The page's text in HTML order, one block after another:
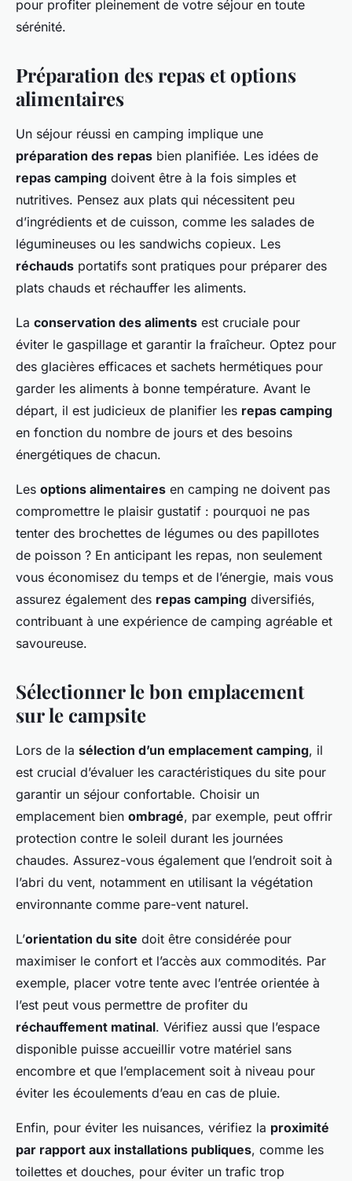
pour profiter pleinement de votre séjour en toute
sérénité.
Préparation des repas et options
alimentaires
Un séjour réussi en camping implique une
préparation des repas bien planifiée. Les idées de
repas camping doivent être à la fois simples et
nutritives. Pensez aux plats qui nécessitent peu
d’ingrédients et de cuisson, comme les salades de
légumineuses ou les sandwichs copieux. Les
réchauds portatifs sont pratiques pour préparer des
plats chauds et réchauffer les aliments.
La conservation des aliments est cruciale pour
éviter le gaspillage et garantir la fraîcheur. Optez pour
des glacières efficaces et sachets hermétiques pour
garder les aliments à bonne température. Avant le
départ, il est judicieux de planifier les repas camping
en fonction du nombre de jours et des besoins
énergétiques de chacun.
Les options alimentaires en camping ne doivent pas
compromettre le plaisir gustatif : pourquoi ne pas
tenter des brochettes de légumes ou des papillotes
de poisson ? En anticipant les repas, non seulement
vous économisez du temps et de l’énergie, mais vous
assurez également des repas camping diversifiés,
contribuant à une expérience de camping agréable et
savoureuse.
Sélectionner le bon emplacement
sur le campsite
Lors de la sélection d’un emplacement camping, il
est crucial d’évaluer les caractéristiques du site pour
garantir un séjour confortable. Choisir un
emplacement bien ombragé, par exemple, peut offrir
protection contre le soleil durant les journées
chaudes. Assurez-vous également que l’endroit soit à
l’abri du vent, notamment en utilisant la végétation
environnante comme pare-vent naturel.
L’orientation du site doit être considérée pour
maximiser le confort et l’accès aux commodités. Par
exemple, placer votre tente avec l’entrée orientée à
l’est peut vous permettre de profiter du
réchauffement matinal. Vérifiez aussi que l’espace
disponible puisse accueillir votre matériel sans
encombre et que l’emplacement soit à niveau pour
éviter les écoulements d’eau en cas de pluie.
Enfin, pour éviter les nuisances, vérifiez la proximité
par rapport aux installations publiques, comme les
toilettes et douches, pour éviter un trafic trop